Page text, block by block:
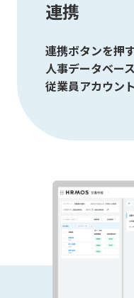
連携
連携ボタンを押
人事データベー
従業員アカウン